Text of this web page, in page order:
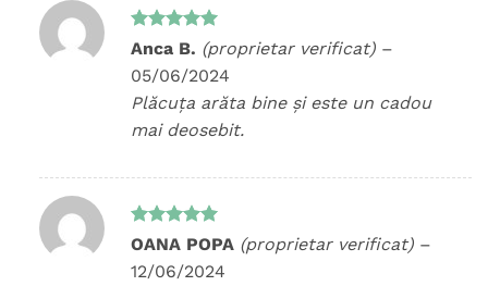
Evaluat la
Anca B. (proprietar verificat) –
05/06/2024
Plăcuța arăta bine și este un cadou
mai deosebit.
Evaluat la
5din 5
OANA POPA (proprietar verificat) –
12/06/2024